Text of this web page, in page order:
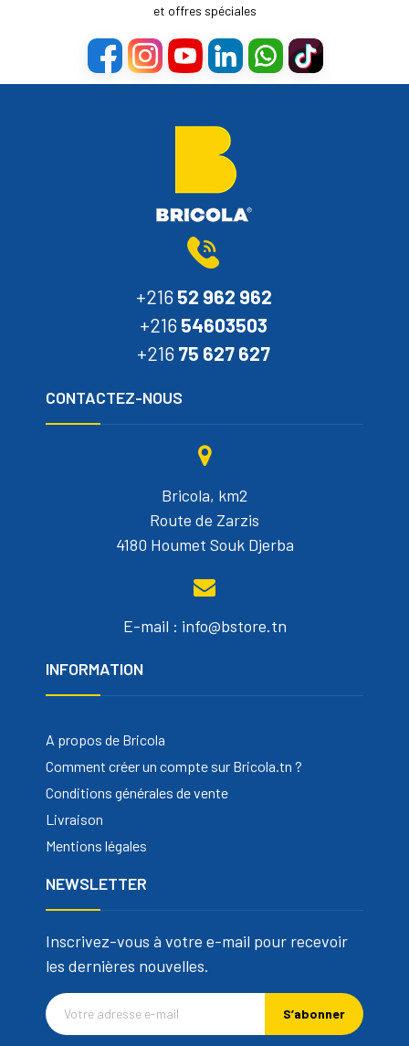
et offres spéciales
+216 52 962 962
+216 54603503
+216 75 627 627
CONTACTEZ-NOUS
Bricola, km2
Route de Zarzis
4180 Houmet Souk Djerba
E-mail : info@bstore.tn
INFORMATION
A propos de Bricola
Comment créer un compte sur Bricola.tn ?
Conditions générales de vente
Livraison
Mentions légales
NEWSLETTER
Inscrivez-vous à votre e-mail pour recevoir
les dernières nouvelles.
S’abonner